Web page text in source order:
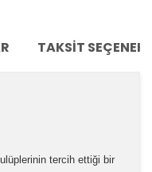
TAKSIT
tercih ettiği bir